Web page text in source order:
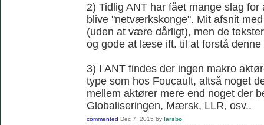
2) Tidlig ANT har fået mange slag
blive "netværkskonge". Mit afsnit
(uden at være dårligt), men de
og gode at læse ift. til at forstå denne
3) I ANT findes der ingen makro
type som hos Foucault, altså noget
mellem aktører mere end noget der
Globaliseringen, Mærsk, LLR, osv..
commented Dec 7, 2015 by larsbo